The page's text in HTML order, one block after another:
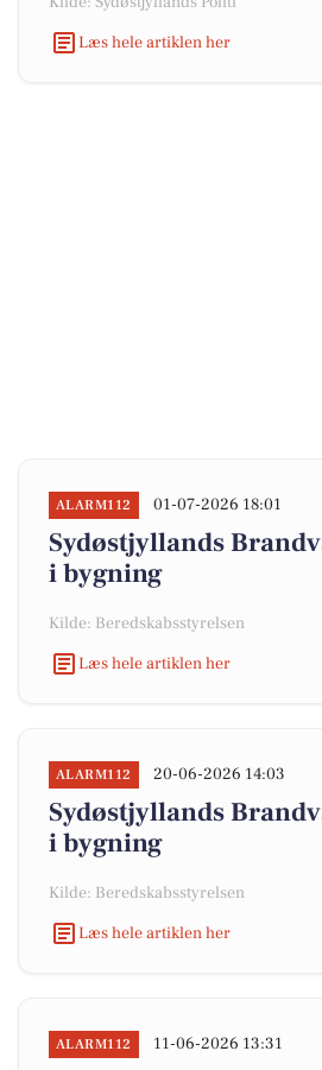
Læs hele artiklen her
ALARM112 01-07-2026 18:01
Sydøstjyllands
i bygning
Kilde: Beredskabsstyrelsen
Læs hele artiklen her
ALARM112 20-06-2026 14:03
Sydøstjyllands
i bygning
Kilde: Beredskabsstyrelsen
Læs hele artiklen her
ALARM112 11-06-2026 13:31